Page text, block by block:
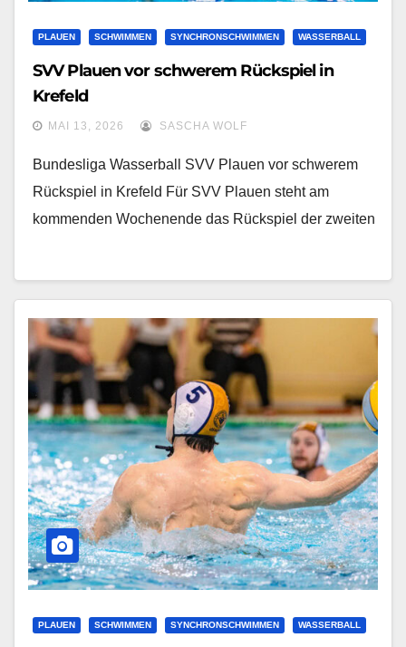
PLAUEN SCHWIMMEN SYNCHRONSCHWIMMEN WASSERBALL
SVV Plauen vor schwerem Rückspiel in
Krefeld
MAI 13, 2026 SASCHA WOLF
Bundesliga Wasserball SVV Plauen vor schwerem
Rückspiel in Krefeld Für SVV Plauen steht am
kommenden Wochenende das Rückspiel der zweiten
PLAUEN SCHWIMMEN SYNCHRONSCHWIMMEN WASSERBALL